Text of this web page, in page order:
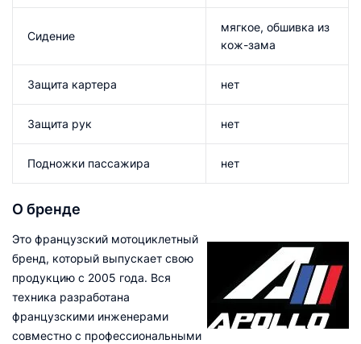
Сидение
мягкое, обшивка из
кож-зама
Защита картера нет
Защита рук нет
Подножки пассажира нет
О бренде
Это французский мотоциклетный
бренд, который выпускает свою
продукцию с 2005 года. Вся
техника разработана
французскими инженерами
совместно с профессиональными